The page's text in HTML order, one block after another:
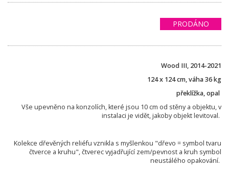
PRODÁNO
Wood III, 2014-2021
124 x 124 cm, váha 36 kg
překlížka, opal
Vše upevněno na konzolích, které jsou 10 cm od stěny a objektu, v
instalaci je vidět, jakoby objekt levitoval.
Kolekce dřevěných reliéfu vznikla s myšlenkou "dřevo = symbol tvaru
čtverce a kruhu", čtverec vyjadřující zem/pevnost a kruh symbol
neustálého opakování.